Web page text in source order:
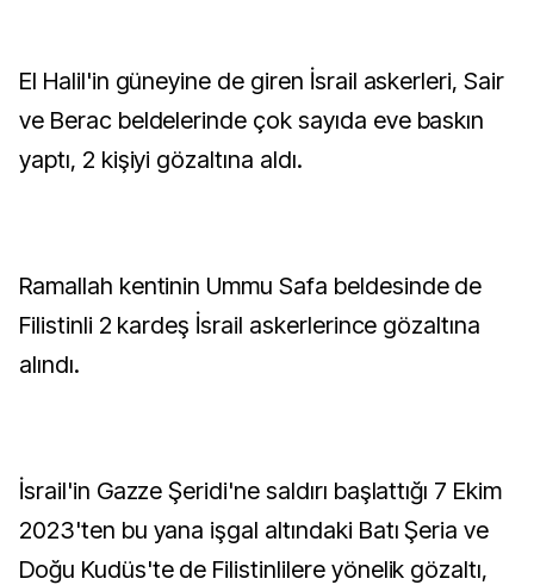
El Halil'in güneyine de giren İsrail askerleri, Sair
ve Berac beldelerinde çok sayıda eve baskın
yaptı, 2 kişiyi gözaltına aldı.
Ramallah kentinin Ummu Safa beldesinde de
Filistinli 2 kardeş İsrail askerlerince gözaltına
alındı.
İsrail'in Gazze Şeridi'ne saldırı başlattığı 7 Ekim
2023'ten bu yana işgal altındaki Batı Şeria ve
Doğu Kudüs'te de Filistinlilere yönelik gözaltı,